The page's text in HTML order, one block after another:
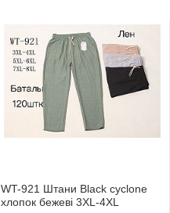
WT-921 Штани Black cyclone
хлопок бежеві 3XL-4XL